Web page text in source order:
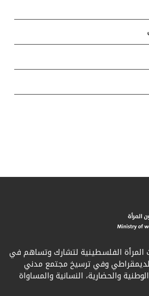
المرأة الفلسطينية لتشارك وتساهم في
الديمقراطي وفي ترسيخ مجتمع مدني
والحضارية، النسانية والمساواة